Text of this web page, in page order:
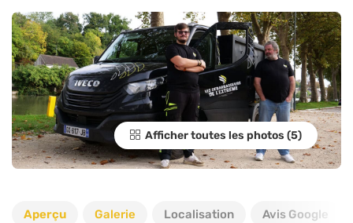
Afficher toutes les photos
Aperçu Galerie Localisation Avis Google